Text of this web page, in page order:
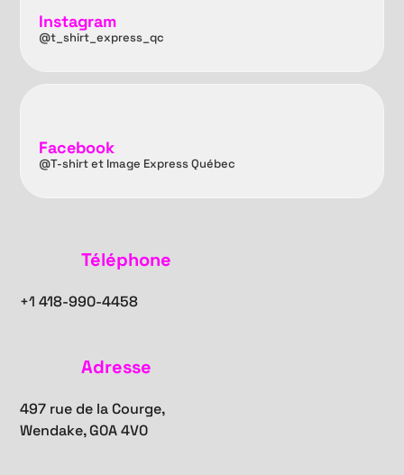
Instagram
@t_shirt_express_qc
Facebook
@T-shirt et Image Express Québec
Téléphone
+1418-990-4458
Adresse
497 rue de la Courge,
Wendake, G0A 4V0